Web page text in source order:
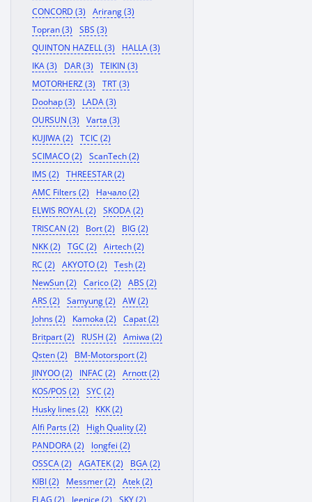
CONCORD (3)
Arirang (3)
Topran (3)
SBS (3)
QUINTON HAZELL (3)
HALLA (3)
IKA (3)
DAR (3)
TEIKIN (3)
MOTORHERZ (3)
TRT (3)
Doohap (3)
LADA (3)
OURSUN (3)
Varta (3)
KUJIWA (2)
TCIC (2)
SCIMACO (2)
ScanTech (2)
IMS (2)
THREESTAR (2)
AMC Filters (2)
Начало (2)
ELWIS ROYAL (2)
SKODA (2)
TRISCAN (2)
Bort (2)
BIG (2)
NKK (2)
TGC (2)
Airtech (2)
RC (2)
AKYOTO (2)
Tesh (2)
NewSun (2)
Carico (2)
ABS (2)
ARS (2)
Samyung (2)
AW (2)
Johns (2)
Kamoka (2)
Capat (2)
Britpart (2)
RUSH (2)
Amiwa (2)
Qsten (2)
BM-Motorsport (2)
JINYOO (2)
INFAC (2)
Arnott (2)
KOS/POS (2)
SYC (2)
Husky lines (2)
KKK (2)
Alfi Parts (2)
High Quality (2)
PANDORA (2)
longfei (2)
OSSCA (2)
AGATEK (2)
BGA (2)
KIBI (2)
Messmer (2)
Atek (2)
FLAG (2)
Jeenice (2)
SKY (2)